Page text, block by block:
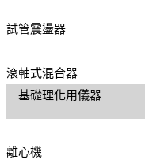
試管震盪器
滾軸式混合器
基礎理化用儀器
離心機